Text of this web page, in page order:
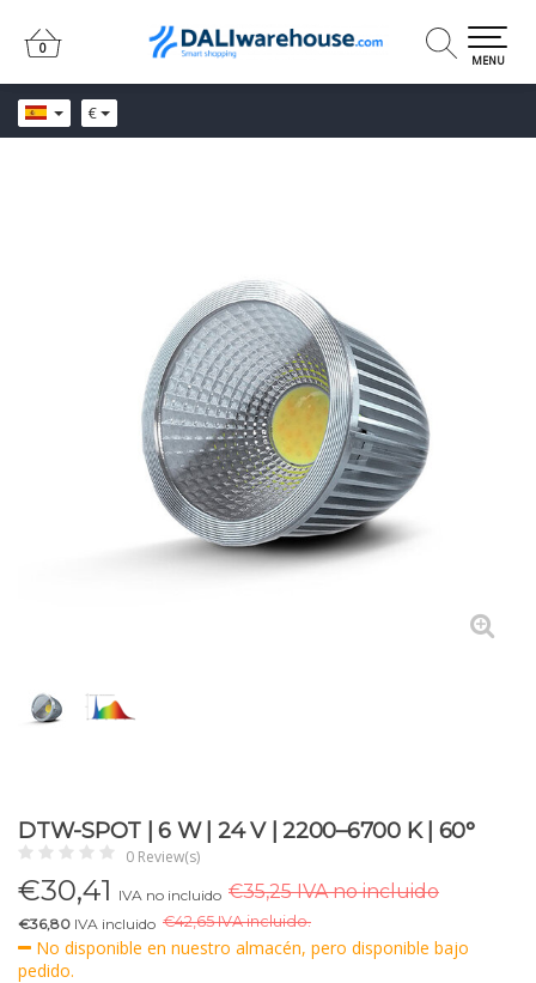
€
0
0
MENU
DTW-SPOT | 6 W | 24 V | 2200–6700 K | 60°
0 Review(s)
€30,41 IVA no incluido €35,25 IVA no incluido
€36,80 IVA incluido €42,65 IVA incluido.
No disponible en nuestro almacén, pero disponible bajo
pedido.